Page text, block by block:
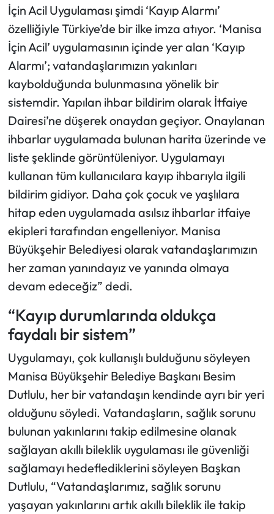
İçin Acil Uygulaması şimdi ‘Kayıp Alarmı’
özelliğiyle Türkiye’de bir ilke imza atıyor. ‘Manisa
İçin Acil’ uygulamasının içinde yer alan ‘Kayıp
Alarmı’; vatandaşlarımızın yakınları
kaybolduğunda bulunmasına yönelik bir
sistemdir. Yapılan ihbar bildirim olarak İtfaiye
Dairesi’ne düşerek onaydan geçiyor. Onaylanan
ihbarlar uygulamada bulunan harita üzerinde ve
liste şeklinde görüntüleniyor. Uygulamayı
kullanan tüm kullanıcılara kayıp ihbarıyla ilgili
bildirim gidiyor. Daha çok çocuk ve yaşlılara
hitap eden uygulamada asılsız ihbarlar itfaiye
ekipleri tarafından engelleniyor. Manisa
Büyükşehir Belediyesi olarak vatandaşlarımızın
her zaman yanındayız ve yanında olmaya
devam edeceğiz” dedi.
“Kayıp durumlarında oldukça
faydalı bir sistem”
Uygulamayı, çok kullanışlı bulduğunu söyleyen
Manisa Büyükşehir Belediye Başkanı Besim
Dutlulu, her bir vatandaşın kendinde ayrı bir yeri
olduğunu söyledi. Vatandaşların, sağlık sorunu
bulunan yakınlarını takip edilmesine olanak
sağlayan akıllı bileklik uygulaması ile güvenliği
sağlamayı hedeflediklerini söyleyen Başkan
Dutlulu, “Vatandaşlarımız, sağlık sorunu
yaşayan yakınlarını artık akıllı bileklik ile takip